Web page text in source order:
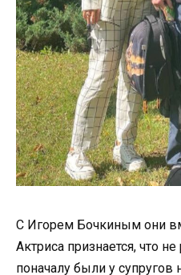
С Игорем Бочкиным они
Актриса признается, что
поначалу были у